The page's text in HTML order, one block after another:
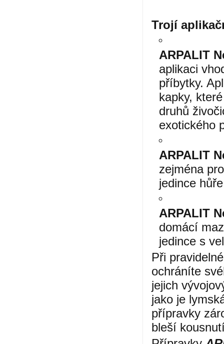
Trojí
ARPALIT
aplikaci
příbytky.
kapky,
druhů
exotického
ARPALIT
zejména
jedince
ARPALIT
domácí
jedince s
Při
ochráníte
jejich
jako je
přípravky
bleší